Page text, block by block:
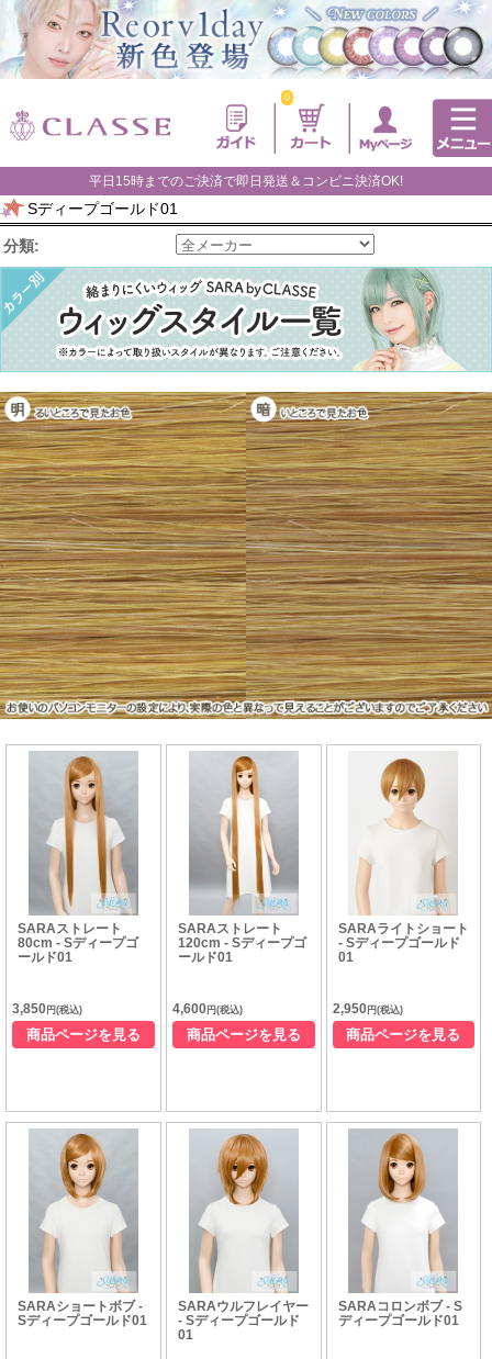
0
平日15時までのご決済で即日発送＆コンビニ決済OK!
Sディープゴールド01
分類:
SARAストレート
80cm - Sディープゴ
ールド01
3,850 円(税込)
商品ページを見る
SARAストレート
120cm - Sディープゴ
ールド01
4,600円(税込)
商品ページを見る
SARAライトショート
- Sディープゴールド
01
2,950円(税込)
商品ページを見る
SARAショートボブ -
Sディープゴールド01
SARAウルフレイヤー
- Sディープゴールド
01
SARAコロンボブ - S
ディープゴールド01